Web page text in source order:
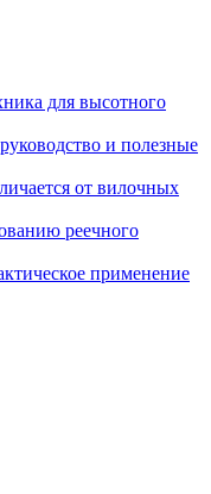
для высотного
и полезные
от вилочных
реечного
применение